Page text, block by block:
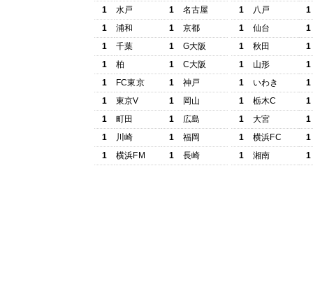
1
水戸 1
名古屋
1
浦和 1
京都
1
千葉 1
G大阪
1
柏 1
C大阪
1
FC東京 1
神戸
1
東京V 1
岡山
1
町田 1
広島
1
川崎 1
福岡
1
横浜FM 1 長崎
1
八戸
1
1
仙台
1
1
秋田
1
1
山形
1
1
いわき
1
1
栃木C
1
1
大宮
1
1
横浜FC
1
1
湘南 1